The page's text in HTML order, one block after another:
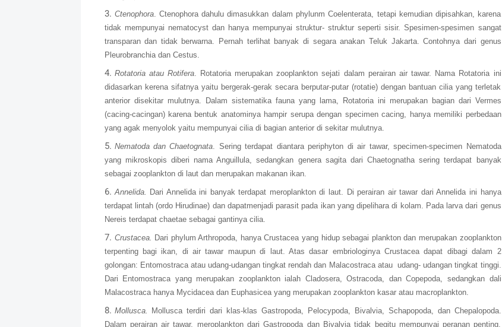
Ctenophora. Ctenophora dahulu dimasukkan dalam phylunm Coelenterata, tetapi kemudian dipisahkan, karena
tidak mempunyai nematocyst dan hanya mempunyai struktur- struktur seperti sisir. Spesimen-spesimen sangat
transparan dan tidak berwarna. Pernah terlihat banyak di segara anakan Teluk Jakarta. Contohnya dari genus
Pleurobranchia dan Cestus.
Rotatoria atau Rotifera. Rotatoria merupakan zooplankton sejati dalam perairan air tawar. Nama Rotatoria ini
didasarkan kerena sifatnya yaitu bergerak-gerak secara berputar-putar (rotatie) dengan bantuan cilia yang terletak
anterior disekitar mulutnya. Dalam sistematika fauna yang lama, Rotatoria ini merupakan bagian dari Vermes
(cacing-cacingan) karena bentuk anatominya hampir serupa dengan specimen cacing, hanya memiliki perbedaan
yang agak menyolok yaitu mempunyai cilia di bagian anterior di sekitar mulutnya.
Nematoda dan Chaetognata. Sering terdapat diantara periphyton di air tawar, specimen-specimen Nematoda
yang mikroskopis diberi nama Anguillula, sedangkan genera sagita dari Chaetognatha sering terdapat banyak
sebagai zooplankton di laut dan merupakan makanan ikan.
Annelida. Dari Annelida ini banyak terdapat meroplankton di laut. Di perairan air tawar dari Annelida ini hanya
terdapat lintah (ordo Hirudinae) dan dapatmenjadi parasit pada ikan yang dipelihara di kolam. Pada larva dari genus
Nereis terdapat chaetae sebagai gantinya cilia.
Crustacea. Dari phylum Arthropoda, hanya Crustacea yang hidup sebagai plankton dan merupakan zooplankton
terpenting bagi ikan, di air tawar maupun di laut. Atas dasar embriologinya Crustacea dapat dibagi dalam 2
golongan: Entomostraca atau udang-udangan tingkat rendah dan Malacostraca atau udang- udangan tingkat tinggi.
Dari Entomostraca yang merupakan zooplankton ialah Cladosera, Ostracoda, dan Copepoda, sedangkan dali
Malacostraca hanya Mycidacea dan Euphasicea yang merupakan zooplankton kasar atau macroplankton.
Mollusca.
Mollusca terdiri dari klas-klas Gastropoda, Pelocypoda, Bivalvia, Schapopoda, dan Chepalopoda.
Dalam perairan air tawar, meroplankton dari Gastropoda dan Bivalvia tidak begitu mempunyai peranan penting.